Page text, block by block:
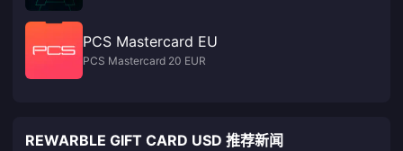
PCS Mastercard EU
PCS Mastercard 20 EUR
REWARBLE GIFT CARD USD 推荐新闻